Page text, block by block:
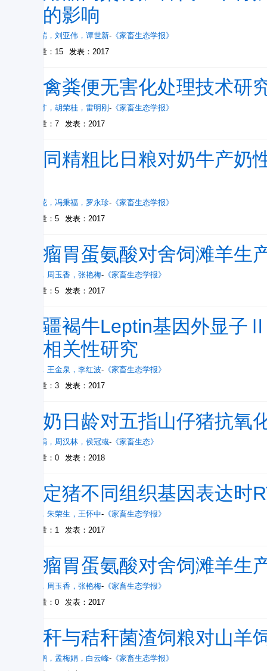
能的影响
何周瑞 ， 刘亚伟 ， 谭世新- 《家畜生态学报》
被引量：15
发表：2017
畜禽粪便无害化处理技术研
张家才 ， 胡荣桂 ， 雷明刚 - 《家畜生态学报》
被引量：7
发表：2017
不同精粗比日粮对奶牛产
朱芬花 ， 冯秉福 ， 罗永珍- 《家畜生态学报》
被引量：5
发表：2017
过瘤胃蛋氨酸对舍饲滩羊生
， 周玉香 ， 张艳梅- 《家畜生态学报》
被引量：5
发表：2017
新疆褐牛Leptin基因外显子
的相关性研究
， 王金泉 ， 李红波- 《家畜生态学报》
被引量：3
发表：2017
断奶日龄对五指山仔猪抗氧
荀文娟 ， 周汉林 ， 侯冠彧- 《家畜生态》
被引量：0
发表：2018
测定猪不同组织基因表达时
， 朱荣生 ， 王怀中- 《家畜生态学报》
被引量：1
发表：2017
过瘤胃蛋氨酸对舍饲滩羊生
， 周玉香 ， 张艳梅- 《家畜生态学报》
被引量：0
发表：2017
秸秆与秸秆菌渣饲粮对山羊
高立鹏 ， 孟梅娟 ， 白云峰- 《家畜生态学报》